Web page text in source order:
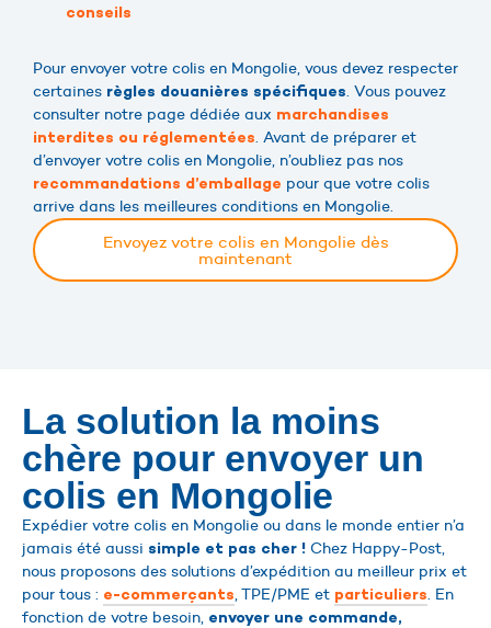
conseils
Pour envoyer votre colis en Mongolie, vous devez respecter
certaines règles douanières spécifiques. Vous pouvez
consulter notre page dédiée aux marchandises
interdites ou réglementées. Avant de préparer et
d’envoyer votre colis en Mongolie, n’oubliez pas nos
recommandations d’emballage pour que votre colis
arrive dans les meilleures conditions en Mongolie.
Envoyez votre colis en Mongolie dès
maintenant
La solution la moins
chère pour envoyer un
colis en Mongolie
Expédier votre colis en Mongolie ou dans le monde entier n’a
jamais été aussi simple et pas cher ! Chez Happy-Post,
nous proposons des solutions d’expédition au meilleur prix et
pour tous : e-commerçants, TPE/PME et particuliers. En
fonction de votre besoin, envoyer une commande,